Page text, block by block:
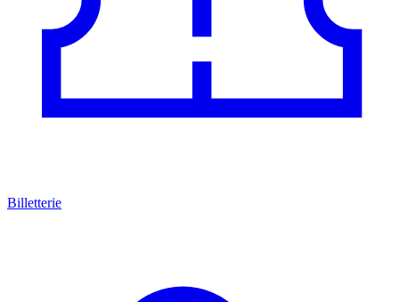
Billetterie